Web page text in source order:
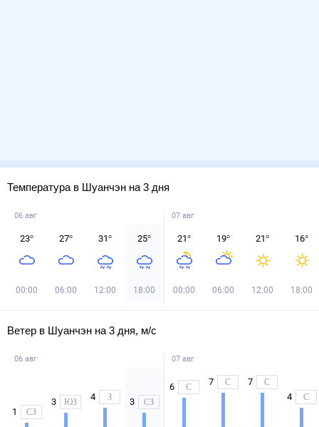
Температура в Шуанчэн на 3 дня
06 авг
23°
00:00
27°
06:00
31°
12:00
25°
18:00
07 авг
21°
00:00
19°
06:00
21°
12:00
16°
18:00
Ветер в Шуанчэн на 3 дня, м/с
06 авг
1 СЗ
3 ЮЗ 4 З 3 СЗ
07 авг
6 С 7 С 7 С
4 С